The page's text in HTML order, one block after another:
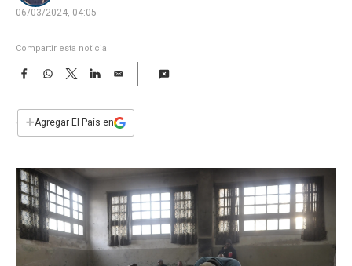
06/03/2024, 04:05
Compartir esta noticia
F
e
b
k
W
s
p
T
w
t
L
n
E
i
l
+Agregar El País en